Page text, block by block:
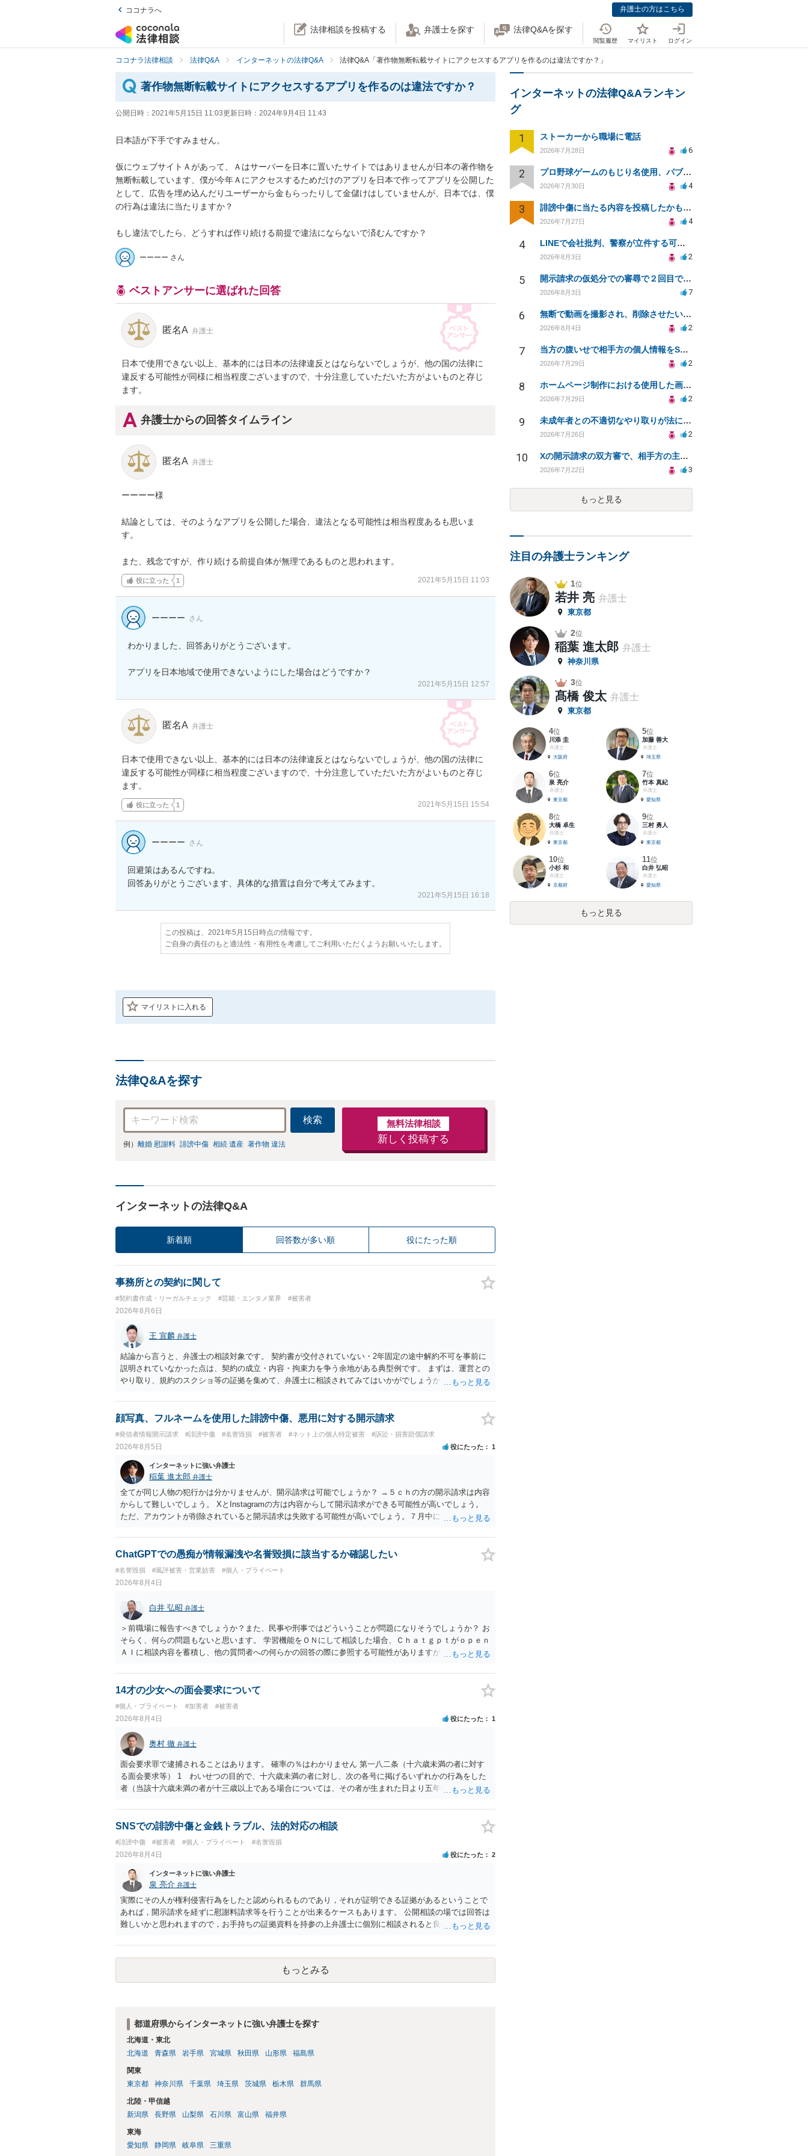
ココナラへ 弁護士の方はこちら
法律相談を投稿する 弁護士を探す 法律Q&Aを探す
閲覧履歴 マイリスト ログイン
ココナラ法律相談 法律Q&A インターネットの法律Q&A 法律Q&A「著作物無断転載サイトにアクセスするアプリを作るのは違法ですか？」
著作物無断転載サイトにアクセスするアプリを作るのは違法ですか？
公開日時： 2021年5月15日 11:03更新日時： 2024年9月4日 11:43
日本語が下手ですみません。
仮にウェブサイトＡがあって、Ａはサーバーを日本に置いたサイトではありませんが日本の著作物を
無断転載しています、僕が今年Ａにアクセスするためだけのアプリを日本で作ってアプリを公開した
として、広告を埋め込んだりユーザーから金もらったりして金儲けはしていませんが、日本では、僕
の行為は違法に当たりますか？
もし違法でしたら、どうすれば作り続ける前提で違法にならないで済むんですか？
ーーーー さん
ベストアンサーに選ばれた回答
匿名A 弁護士
日本で使用できない以上、基本的には日本の法律違反とはならないでしょうが、他の国の法律に
違反する可能性が同様に相当程度ございますので、十分注意していただいた方がよいものと存じ
ます。
弁護士からの回答タイムライン
匿名A 弁護士
ーーーー様
結論としては、そのようなアプリを公開した場合、違法となる可能性は相当程度あるも思いま
す。
また、残念ですが、作り続ける前提自体が無理であるものと思われます。
役に立った 1 2021年5月15日 11:03
ーーーー さん
わかりました、回答ありがとうございます。
アプリを日本地域で使用できないようにした場合はどうですか？
2021年5月15日 12:57
匿名A 弁護士
日本で使用できない以上、基本的には日本の法律違反とはならないでしょうが、他の国の法律に
違反する可能性が同様に相当程度ございますので、十分注意していただいた方がよいものと存じ
ます。
役に立った 1 2021年5月15日 15:54
ーーーー さん
回避策はあるんですね。
回答ありがとうございます、具体的な措置は自分で考えてみます。
2021年5月15日 16:18
この投稿は、2021年5月15日時点の情報です。
ご自身の責任のもと適法性・有用性を考慮してご利用いただくようお願いいたします。
マイリストに入れる
法律Q&Aを探す
検索
例） 離婚 慰謝料 誹謗中傷 相続 遺産 著作物 違法
無料法律相談
新しく投稿する
インターネットの法律Q&A
新着順 回答数が多い順 役にたった順
事務所との契約に関して
#契約書作成・リーガルチェック #芸能・エンタメ業界 #被害者
2026年8月6日
王 宣麟 弁護士
結論から言うと、弁護士の相談対象です。 契約書が交付されていない・2年固定の途中解約不可を事前に
説明されていなかった点は、契約の成立・内容・拘束力を争う余地がある典型例です。 まずは、運営との
やり取り、規約のスクショ等の証拠を集めて、弁護士に相談されてみてはいかがでしょうか。 また同時並
顔写真、フルネームを使用した誹謗中傷、悪用に対する開示請求
#発信者情報開示請求 #誹謗中傷 #名誉毀損 #被害者 #ネット上の個人特定被害 #訴訟・損害賠償請求
2026年8月5日 役にたった 1
インターネットに強い弁護士
稲葉 進太郎 弁護士
全てが同じ人物の犯行かは分かりませんが、開示請求は可能でしょうか？ →５ｃｈの方の開示請求は内容
からして難しいでしょう。 XとInstagramの方は内容からして開示請求ができる可能性が高いでしょう。
ただ、アカウントが削除されていると開示請求は失敗する可能性が高いでしょう。７月中にアカウントが
相手に全ての弁護士費用を負担させることは可能でしょうか？ →訴訟外の交渉で相手方が認めれば負担さ
せることができるでしょう。訴訟で判決となった場合は、実際の弁護士費用が認められる場合と認められ
ChatGPTでの愚痴が情報漏洩や名誉毀損に該当するか確認したい
#名誉毀損 #風評被害・営業妨害 #個人・プライベート
2026年8月4日
白井 弘昭 弁護士
＞前職場に報告すべきでしょうか？また、民事や刑事ではどういうことが問題になりそうでしょうか？ お
そらく、何らの問題もないと思います。 学習機能をＯＮにして相談した場合、Ｃｈａｔｇｐｔがｏｐｅｎ
ＡＩに相談内容を蓄積し、他の質問者への何らかの回答の際に参照する可能性がありますが、個人名や会
ので、その情報自体が、秘密情報に当たるとは思えませんし、名誉棄損として、個人や会社に対する誹謗
中傷の不特定多数への公開に当たるとも思われません。 もちろん、誰がその内容をｃｈａｔｇｐｔに入力
して書き込んだとしても）、相談者さんが刑事民事の責任に問われることはないでしょう。 私見ながらご
参考まで。
14才の少女への面会要求について
#個人・プライベート #加害者 #被害者
2026年8月4日 役にたった 1
奥村 徹 弁護士
面会要求罪で逮捕されることはあります。 確率の％はわかりません 第一八二条（十六歳未満の者に対す
る面会要求等） 1 わいせつの目的で、十六歳未満の者に対し、次の各号に掲げるいずれかの行為をした
者（当該十六歳未満の者が十三歳以上である場合については、その者が生まれた日より五年以上前の日に
又は誘惑して面会を要求すること。 二 拒まれたにもかかわらず、反復して面会を要求すること。 三
金銭その他の利益を供与し、又はその申込み若しくは約束をして面会を要求すること。 2前項の罪を犯
罰金に処する。
SNSでの誹謗中傷と金銭トラブル、法的対応の相談
#誹謗中傷 #被害者 #個人・プライベート #名誉毀損
2026年8月4日 役にたった 2
インターネットに強い弁護士
泉 亮介 弁護士
実際にその人が権利侵害行為をしたと認められるものであり，それが証明できる証拠があるということで
あれば，開示請求を経ずに慰謝料請求等を行うことが出来るケースもあります。 公開相談の場では回答は
難しいかと思われますので，お手持ちの証拠資料を持参の上弁護士に個別に相談されると良いでしょう。
もっとみる
都道府県からインターネットに強い弁護士を探す
北海道・東北
北海道
青森県 岩手県 宮城県 秋田県 山形県 福島県
関東
東京都
神奈川県 千葉県 埼玉県 茨城県 栃木県 群馬県
北陸・甲信越
新潟県
長野県 山梨県 石川県 富山県 福井県
東海
愛知県
静岡県 岐阜県 三重県
インターネットの法律Q&Aランキン
グ
1 ストーカーから職場に電話
2026年7月28日 6
2 プロ野球ゲームのもじり名使用、パブリシティ権の影響は？
2026年7月30日 4
3 誹謗中傷に当たる内容を投稿したかもしれない。開示請求や民事刑事裁判に発展しうるのか教えて欲しい。
2026年7月27日 4
4 LINEで会社批判、警察が立件する可能性は？
2026年8月3日 2
5 開示請求の仮処分での審尋で２回目で終わらない場合どうしたらいいですか
2026年8月3日 7
6 無断で動画を撮影され、削除させたいが連絡が返ってこない。
2026年8月4日 2
7 当方の腹いせで相手方の個人情報をSNSで晒してしまい名誉毀損させてしまったかもしれない
2026年7月29日 2
8 ホームページ制作における使用した画像や文章の著作権について
2026年7月29日 2
9 未成年者との不適切なやり取りが法に触れる可能性と対処法
2026年7月26日 2
10 Xの開示請求の双方審で、相手方の主張が口頭ばかりで把握しきれません
2026年7月22日 3
もっと見る
注目の弁護士ランキング
1位
若井 亮 弁護士
東京都
2位
稲葉 進太郎 弁護士
神奈川県
3位
髙橋 俊太 弁護士
東京都
4位
川添 圭
弁護士
大阪府
5位
加藤 善大
弁護士
埼玉県
6位
泉 亮介
弁護士
東京都
7位
竹本 真紀
弁護士
愛知県
8位
大橋 卓生
弁護士
東京都
9位
三村 勇人
弁護士
東京都
10位
小杉 和
弁護士
京都府
11位
白井 弘昭
弁護士
愛知県
もっと見る